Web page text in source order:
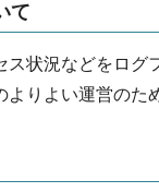
て
ス状況などをロ
りよい運営のた